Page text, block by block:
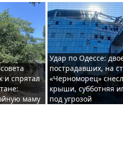
и спрятал
маму
Удар по Одессе:
пострадавших, на
«Черноморец»
крыши, субботняя
под угрозой